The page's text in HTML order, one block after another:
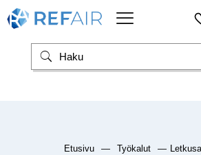
Etusivu — Työkalut —